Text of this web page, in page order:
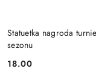
Statuetka nagroda
sezonu
Cena:
18.00